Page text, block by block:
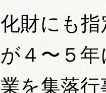
財にも
４〜５
を集落